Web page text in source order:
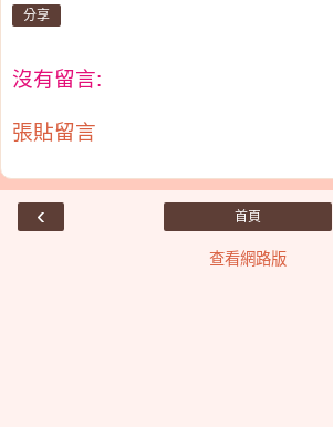
分享
沒有留言:
張貼留言
‹ 首頁
查看網路版